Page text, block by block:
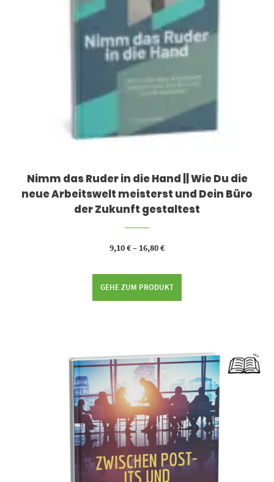
Nimm das Ruder in die Hand || Wie Du die
neue Arbeitswelt meisterst und Dein Büro
der Zukunft gestaltest
9,10€– 16,80€
GEHE ZUM PRODUKT